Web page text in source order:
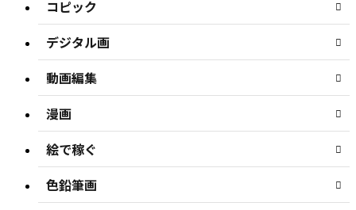
コピック
デジタル画
動画編集
漫画
絵で稼ぐ
色鉛筆画